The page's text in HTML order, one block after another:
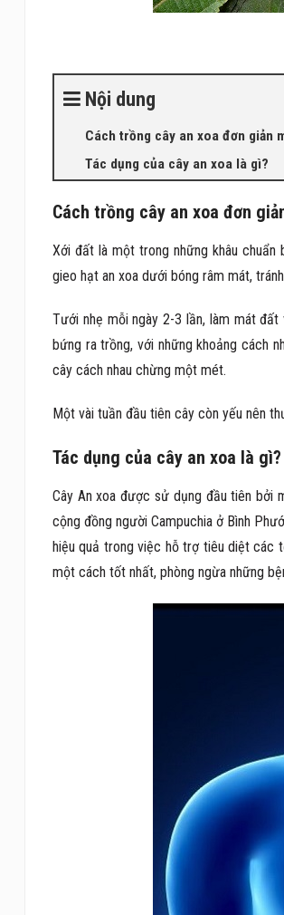
Nội dung
Cách trồng cây an xoa đơn giản
Tác dụng của cây an xoa là gì?
Cách trồng cây an xoa đơn
Xới đất là một trong những khâu
gieo hạt an xoa dưới bóng râm mát,
Tưới nhẹ mỗi ngày 2-3 lần, làm mát
bứng ra trồng, với những khoảng cách
cây cách nhau chừng một mét.
Một vài tuần đầu tiên cây còn yếu nên
Tác dụng của cây an xoa là gì?
Cây An xoa được sử dụng đầu tiên bởi
cộng đồng người Campuchia ở Bình
hiệu quả trong việc hỗ trợ tiêu diệt các
một cách tốt nhất, phòng ngừa những